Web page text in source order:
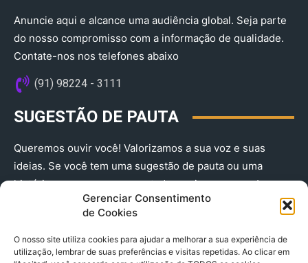
Gerenciar Consentimento
de Cookies
O nosso site utiliza cookies para ajudar a melhorar a sua experiência de
utilização, lembrar de suas preferências e visitas repetidas. Ao clicar em
Anuncie aqui e alcance uma audiência global. Seja parte
do nosso compromisso com a informação de qualidade.
Contate-nos nos telefones abaixo
(91) 98224 - 3111
SUGESTÃO DE PAUTA
Queremos ouvir você! Valorizamos a sua voz e suas
ideias. Se você tem uma sugestão de pauta ou uma
história que merece ser contada, envie-nos agora!
(91) 98224 - 3111